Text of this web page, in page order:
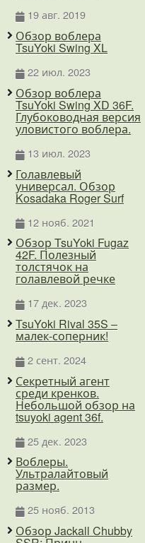
19 авг. 2019
Обзор воблера
TsuYoki Swing XL
22 июл. 2023
Обзор воблера
TsuYoki Swing XD 36F.
Глубоководная версия
уловистого воблера.
13 июл. 2023
Голавлевый
универсал. Обзор
Kosadaka Roger Surf
12 нояб. 2021
Обзор TsuYoki Fugaz
42F. Полезный
толстячок на
голавлевой речке
17 дек. 2023
TsuYoki Rival 35S –
малек-соперник!
2 сент. 2024
Секретный агент
среди кренков.
Небольшой обзор на
tsuyoki agent 36f.
25 дек. 2023
Воблеры.
Ультралайтовый
размер.
25 нояб. 2013
Обзор Jackall Chubby